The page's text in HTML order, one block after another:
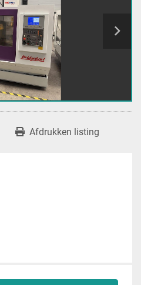
Afdrukken listing